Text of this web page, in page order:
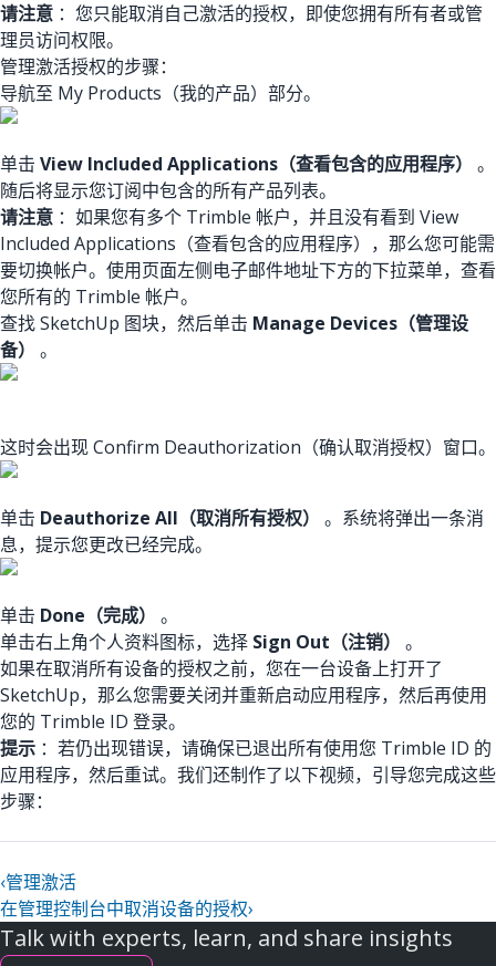
请注意 ：您只能取消自己激活的授权，即使您拥有所有者或管
理员访问权限。
管理激活授权的步骤：
导航至 My Products（我的产品）部分。
单击 View Included Applications（查看包含的应用程序）
。
随后将显示您订阅中包含的所有产品列表。
请注意 ：如果您有多个 Trimble 帐户，并且没有看到 View
Included Applications（查看包含的应用程序），那么您可能需
要切换帐户。使用页面左侧电子邮件地址下方的下拉菜单，查看
您所有的 Trimble 帐户。
查找 SketchUp 图块，然后单击 Manage Devices（管理设
备）
。
这时会出现 Confirm Deauthorization（确认取消授权）窗口。
单击 Deauthorize All（取消所有授权）
。系统将弹出一条消
息，提示您更改已经完成。
单击 Done（完成）
。
单击右上角个人资料图标，选择 Sign Out（注销）
。
如果在取消所有设备的授权之前，您在一台设备上打开了
SketchUp，那么您需要关闭并重新启动应用程序，然后再使用
您的 Trimble ID 登录。
提示 ：若仍出现错误，请确保已退出所有使用您 Trimble ID 的
应用程序，然后重试。我们还制作了以下视频，引导您完成这些
步骤：
‹管理激活
在管理控制台中取消设备的授权›
Talk with experts, learn, and share insights